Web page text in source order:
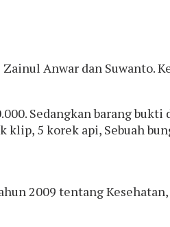
Anwar dan Suwanto.
Sedangkan barang bukti
klip, 5 korek api, Sebuah
2009 tentang